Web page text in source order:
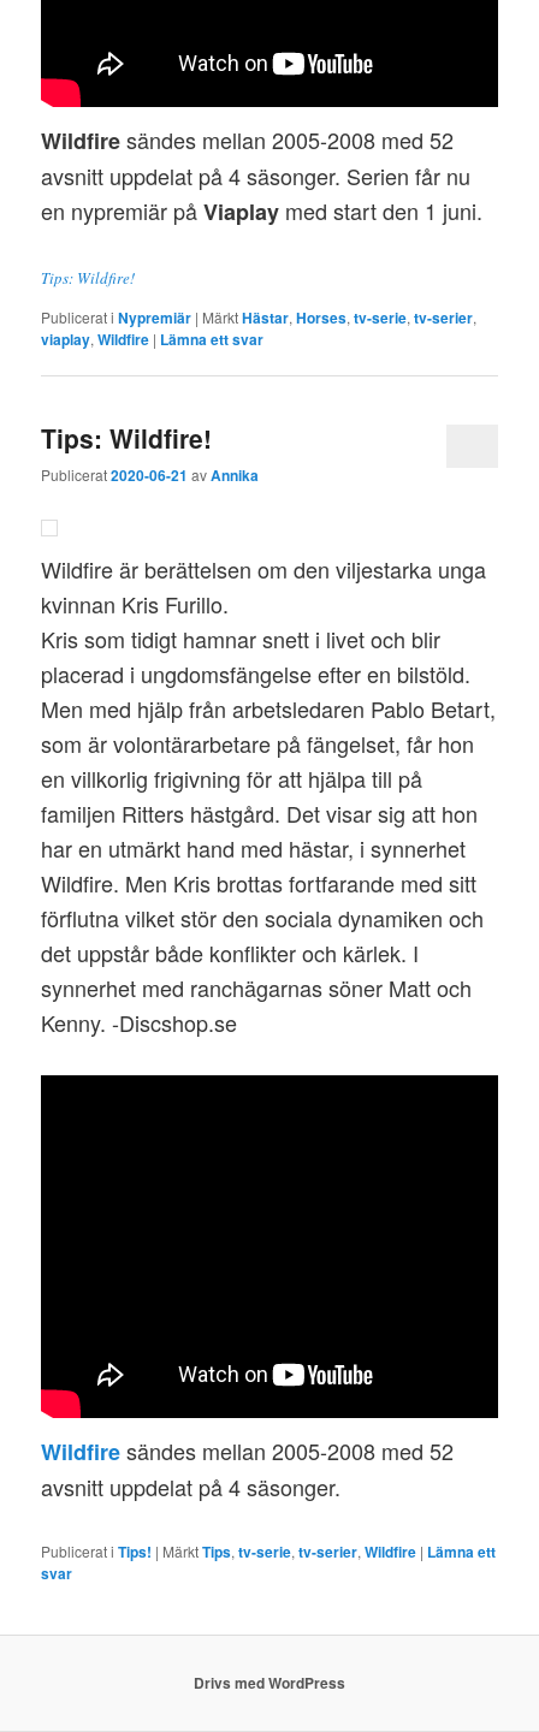
Wildfiresändes mellan 2005-2008 med 52
avsnitt uppdelat på 4 säsonger. Serien får nu
en nypremiär påViaplay med start den 1 juni.
Tips: Wildfire!
Publicerat i Nypremiär | MärktHästar,Horses,tv-serie,tv-serier,
viaplay,Wildfire | Lämna ett svar
Tips: Wildfire!
Publicerat2020-06-21 avAnnika
Wildfire är berättelsen om den viljestarka unga
kvinnan Kris Furillo.
Kris som tidigt hamnar snett i livet och blir
placerad i ungdomsfängelse efter en bilstöld.
Men med hjälp från arbetsledaren Pablo Betart,
som är volontärarbetare på fängelset, får hon
en villkorlig frigivning för att hjälpa till på
familjen Ritters hästgård. Det visar sig att hon
har en utmärkt hand med hästar, i synnerhet
Wildfire. Men Kris brottas fortfarande med sitt
förflutna vilket stör den sociala dynamiken och
det uppstår både konflikter och kärlek. I
synnerhet med ranchägarnas söner Matt och
Kenny. -Discshop.se
Wildfiresändes mellan 2005-2008 med 52
avsnitt uppdelat på 4 säsonger.
Publicerat i Tips! | MärktTips,tv-serie,tv-serier,Wildfire | Lämna ett
svar
Drivs med WordPress